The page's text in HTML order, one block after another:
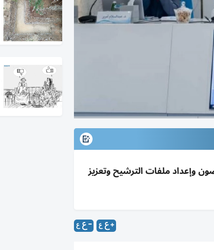
لتطوير الحصر والتوثيق والصون وإعداد ملفات الترشيح وتعزيز